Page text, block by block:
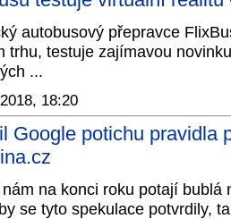
autobusový přepravce
trhu, testuje zajímavou
...
18:20
Google potichu pravidla
na konci roku potají
se tyto spekulace potvrdily,